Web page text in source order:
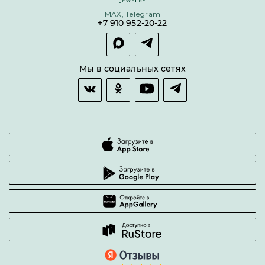
Условия кредитования и рассрочки
Гарантии качества
Часто задаваемые вопросы
MAX, Telegram
+7 910 952-20-22
Мы в социальных сетях